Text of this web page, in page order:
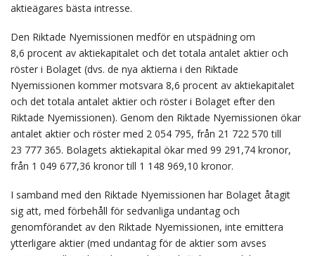
aktieägares bästa intresse.
Den Riktade Nyemissionen medför en utspädning om
8,6 procent av aktiekapitalet och det totala antalet aktier och
röster i Bolaget (dvs. de nya aktierna i den Riktade
Nyemissionen kommer motsvara 8,6 procent av aktiekapitalet
och det totala antalet aktier och röster i Bolaget efter den
Riktade Nyemissionen). Genom den Riktade Nyemissionen ökar
antalet aktier och röster med 2 054 795, från 21 722 570 till
23 777 365. Bolagets aktiekapital ökar med 99 291,74 kronor,
från 1 049 677,36 kronor till 1 148 969,10 kronor.
I samband med den Riktade Nyemissionen har Bolaget åtagit
sig att, med förbehåll för sedvanliga undantag och
genomförandet av den Riktade Nyemissionen, inte emittera
ytterligare aktier (med undantag för de aktier som avses